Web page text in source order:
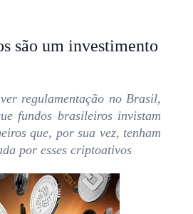
são um investimento
regulamentação no Brasil,
fundos brasileiros invistam
que, por sua vez, tenham
por esses criptoativos